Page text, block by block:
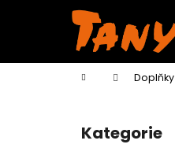
Domů Doplňky
Přeskočit
kategorie
Kategorie
í
Zpět
do
Zpět
do